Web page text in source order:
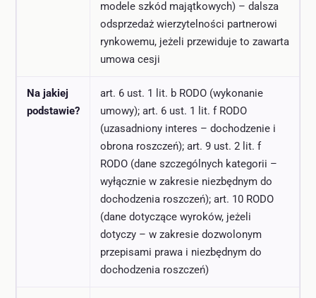
modele szkód majątkowych) – dalsza
odsprzedaż wierzytelności partnerowi
rynkowemu, jeżeli przewiduje to zawarta
umowa cesji
Na jakiej
podstawie?
art. 6 ust. 1 lit. b RODO (wykonanie
umowy); art. 6 ust. 1 lit. f RODO
(uzasadniony interes – dochodzenie i
obrona roszczeń); art. 9 ust. 2 lit. f
RODO (dane szczególnych kategorii –
wyłącznie w zakresie niezbędnym do
dochodzenia roszczeń); art. 10 RODO
(dane dotyczące wyroków, jeżeli
dotyczy – w zakresie dozwolonym
przepisami prawa i niezbędnym do
dochodzenia roszczeń)